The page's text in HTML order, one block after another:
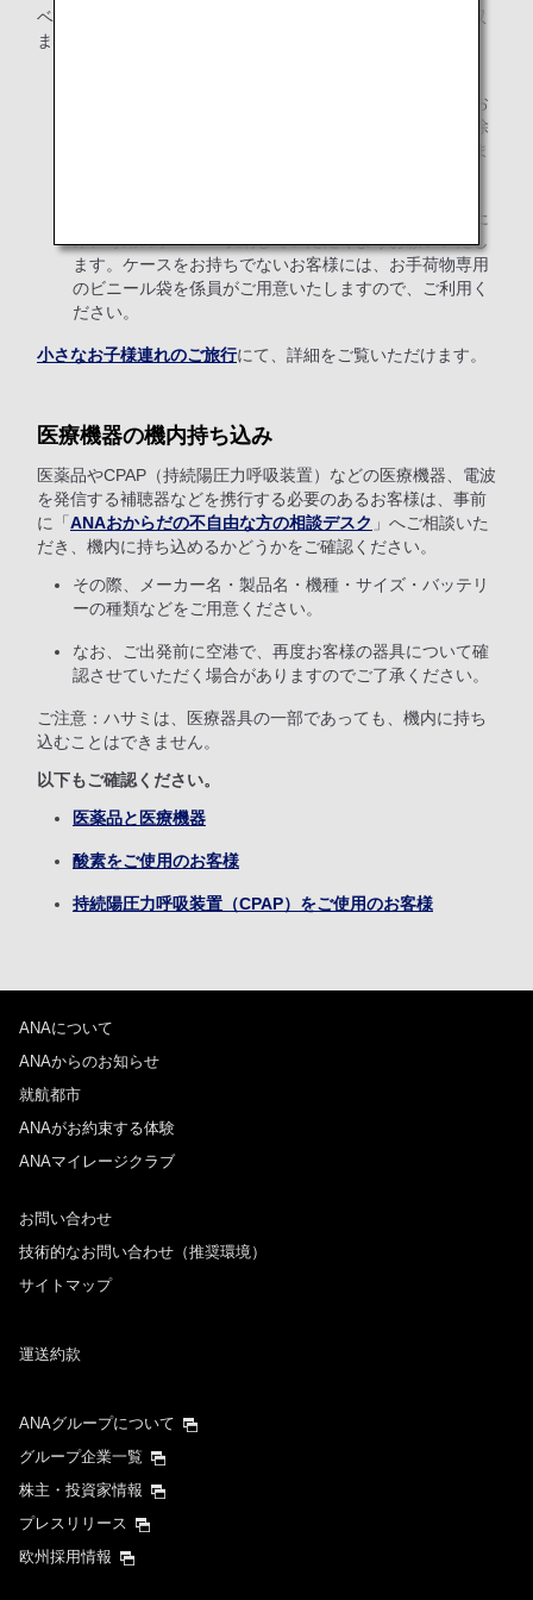
ベビーカーは、折りたたんだ状態で上記のサイズ規定内に収
まるものに限り、機内へのお持ち込みが可能です。
なりますので、ベビーカーを機内にお持ち込みになるお
客様は、身の回り品（ハンドバッグ、カメラなど）を除
き、他の機内持ち込み品をお持ちいただくことはできま
ベビーカーは、搭乗改札機を通過する前までに折りたた
み、専用のケースへ収納していただくようお願いいたし
ます。ケースをお持ちでないお客様には、お手荷物専用
のビニール袋を係員がご用意いたしますので、ご利用く
ださい。
小さなお子様連れのご旅行にて、詳細をご覧いただけます。
医療機器の機内持ち込み
医薬品やCPAP（持続陽圧力呼吸装置）などの医療機器、電波
を発信する補聴器などを携行する必要のあるお客様は、事前
に「 ANAおからだの不自由な方の相談デスク 」へご相談いた
だき、機内に持ち込めるかどうかをご確認ください。
その際、メーカー名・製品名・機種・サイズ・バッテリ
ーの種類などをご用意ください。
なお、ご出発前に空港で、再度お客様の器具について確
認させていただく場合がありますのでご了承ください。
ご注意：ハサミは、医療器具の一部であっても、機内に持ち
込むことはできません。
以下もご確認ください。
医薬品と医療機器
酸素をご使用のお客様
持続陽圧力呼吸装置（CPAP）をご使用のお客様
ANAについて
ANAからのお知らせ
就航都市
ANAがお約束する体験
ANAマイレージクラブ
お問い合わせ
技術的なお問い合わせ（推奨環境）
サイトマップ
運送約款
ANAグループについて
グループ企業一覧
株主・投資家情報
プレスリリース
欧州採用情報